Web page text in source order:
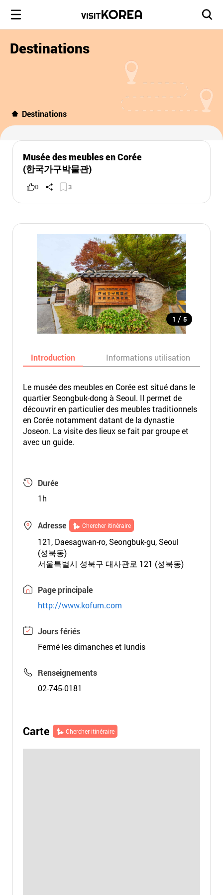
Destinations
Destinations
Musée des meubles en Corée
(한국가구박물관)
0 3
1 / 5
Introduction Informations utilisation
Le musée des meubles en Corée est situé dans le
quartier Seongbuk-dong à Seoul. Il permet de
découvrir en particulier des meubles traditionnels
en Corée notamment datant de la dynastie
Joseon. La visite des lieux se fait par groupe et
avec un guide.
Durée
1h
Adresse Chercher itinéraire
121, Daesagwan-ro, Seongbuk-gu, Seoul
(성북동)
서울특별시 성북구 대사관로 121 (성북동)
Page principale
http://www.kofum.com
Jours fériés
Fermé les dimanches et lundis
Renseignements
02-745-0181
Carte Chercher itinéraire